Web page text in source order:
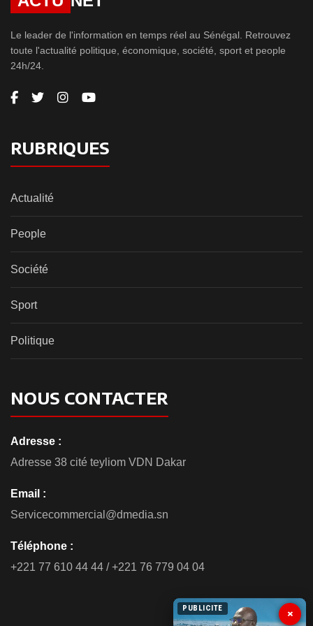
Le leader de l'information en temps réel au Sénégal. Retrouvez
toute l'actualité politique, économique, société, sport et people
24h/24.
RUBRIQUES
Actualité
People
Société
Sport
Politique
NOUS CONTACTER
Adresse :
Adresse 38 cité teyliom VDN Dakar
Email :
Servicecommercial@dmedia.sn
Téléphone :
+221 77 610 44 44 / +221 76 779 04 04
×
PUBLICITE